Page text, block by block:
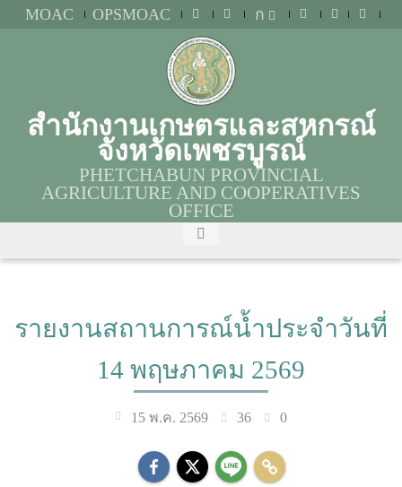
MOAC OPSMOAC ก
สำนักงานเกษตรและสหกรณ์
จังหวัดเพชรบูรณ์
PHETCHABUN PROVINCIAL
AGRICULTURE AND COOPERATIVES
OFFICE
รายงานสถานการณ์น้ำประจำวันที่
14 พฤษภาคม 2569
15 พ.ค. 2569 36 0